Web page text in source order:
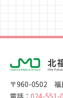
〒960-0502 福